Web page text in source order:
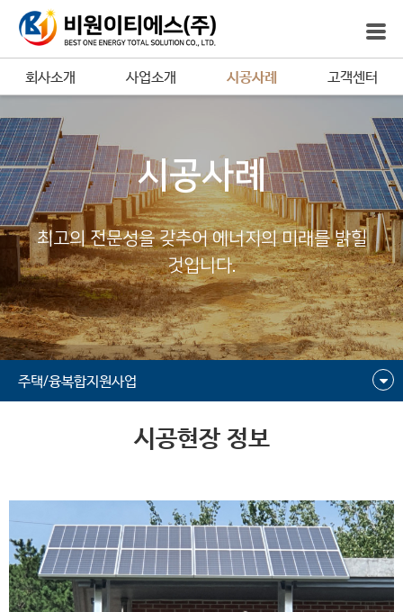
회사소개 사업소개 시공사례 고객센터
시공사례
최고의 전문성을 갖추어 에너지의 미래를 밝힐
것입니다.
주택/융복합지원사업
시공현장 정보